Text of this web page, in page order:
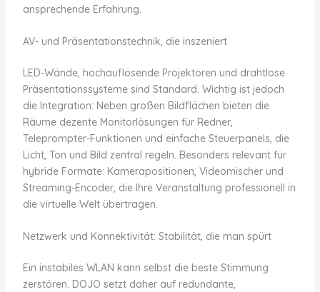
ansprechende Erfahrung.
AV- und Präsentationstechnik, die inszeniert
LED-Wände, hochauflösende Projektoren und drahtlose
Präsentationssysteme sind Standard. Wichtig ist jedoch
die Integration: Neben großen Bildflächen bieten die
Räume dezente Monitorlösungen für Redner,
Teleprompter-Funktionen und einfache Steuerpanels, die
Licht, Ton und Bild zentral regeln. Besonders relevant für
hybride Formate: Kamerapositionen, Videomischer und
Streaming-Encoder, die Ihre Veranstaltung professionell in
die virtuelle Welt übertragen.
Netzwerk und Konnektivität: Stabilität, die man spürt
Ein instabiles WLAN kann selbst die beste Stimmung
zerstören. DOJO setzt daher auf redundante,